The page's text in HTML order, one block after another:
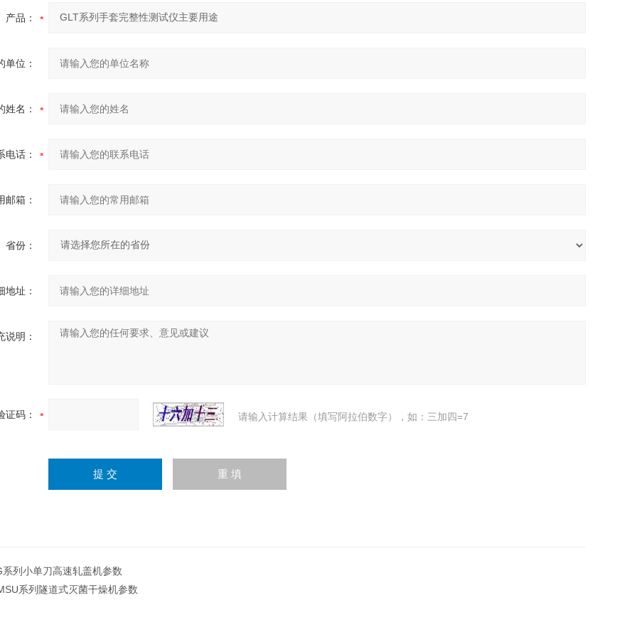
产品：
单位：
姓名：
电话：
邮箱：
省份：
地址：
说明：
证码： 请输入计算结果（填写阿拉伯数字），如：三加四=7
系列小单刀高速轧盖机参数
系列隧道式灭菌干燥机参数